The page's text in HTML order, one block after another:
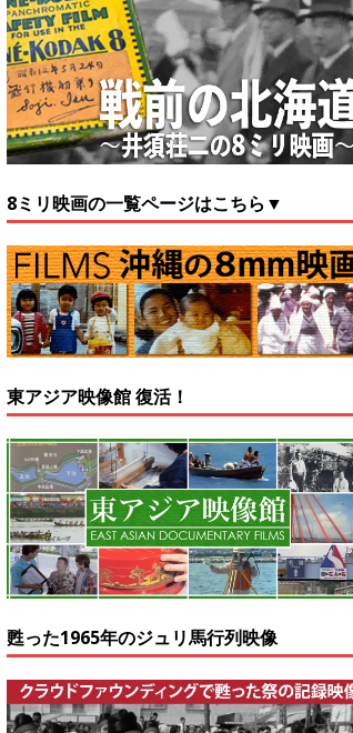
8ミリ映画の一覧ページはこちら▼
東アジア映像館 復活！
甦った1965年のジュリ馬行列映像